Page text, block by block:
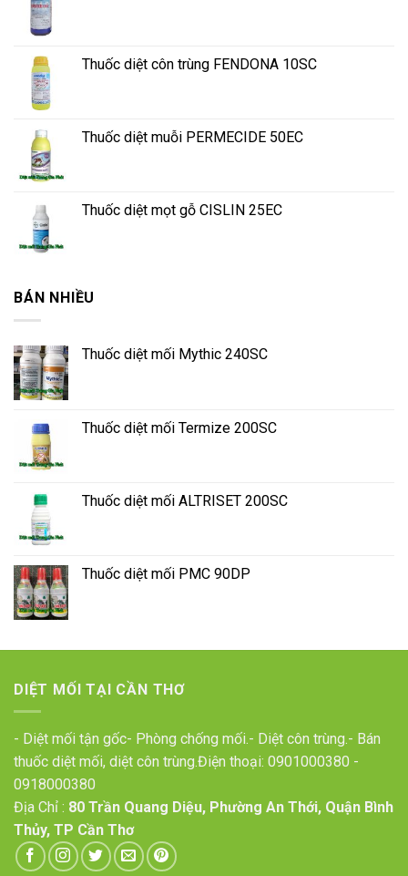
Thuốc diệt côn trùng FENDONA 10SC
Thuốc diệt muỗi PERMECIDE 50EC
Thuốc diệt mọt gỗ CISLIN 25EC
BÁN NHIỀU
Thuốc diệt mối Mythic 240SC
Thuốc diệt mối Termize 200SC
Thuốc diệt mối ALTRISET 200SC
Thuốc diệt mối PMC 90DP
DIỆT MỐI TẠI CẦN THƠ
- Diệt mối tận gốc- Phòng chống mối.- Diệt côn trùng.- Bán
thuốc diệt mối, diệt côn trùng.Điện thoại: 0901000380 -
0918000380
Địa Chỉ : 80 Trần Quang Diệu, Phường An Thới, Quận Bình
Thủy, TP Cần Thơ